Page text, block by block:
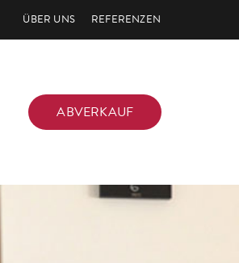
ÜBER UNS REFERENZEN
ABVERKAUF